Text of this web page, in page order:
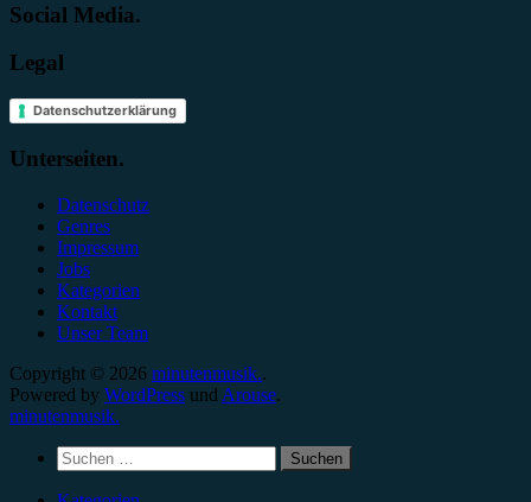
Social Media.
Legal
Datenschutzerklärung
Unterseiten.
Datenschutz
Genres
Impressum
Jobs
Kategorien
Kontakt
Unser Team
Copyright © 2026 minutenmusik..
Powered by WordPress und Arouse.
minutenmusik.
Suchen
nach: